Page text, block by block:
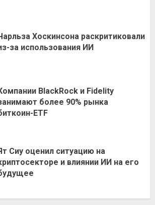
Хоскинсона раскритиковали
за использования ИИ
BlackRock и Fidelity
более 90% рынка
ETF
Сиу оценил ситуацию на
и влиянии ИИ на его